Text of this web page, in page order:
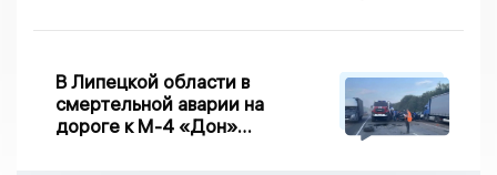
В Липецкой области в
смертельной аварии на
дороге к М-4 «Дон»